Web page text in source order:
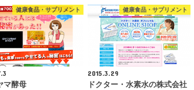
健康食品・サプリメント
マ酵母
健康食品・サプリメント
2015.3.29
ドクター・水素水の株式会社